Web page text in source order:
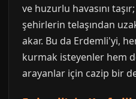
ve huzurlu havasını
şehirlerin telaşından
akar. Bu da Erdemli'yi,
kurmak isteyenler hem
arayanlar için cazip bir